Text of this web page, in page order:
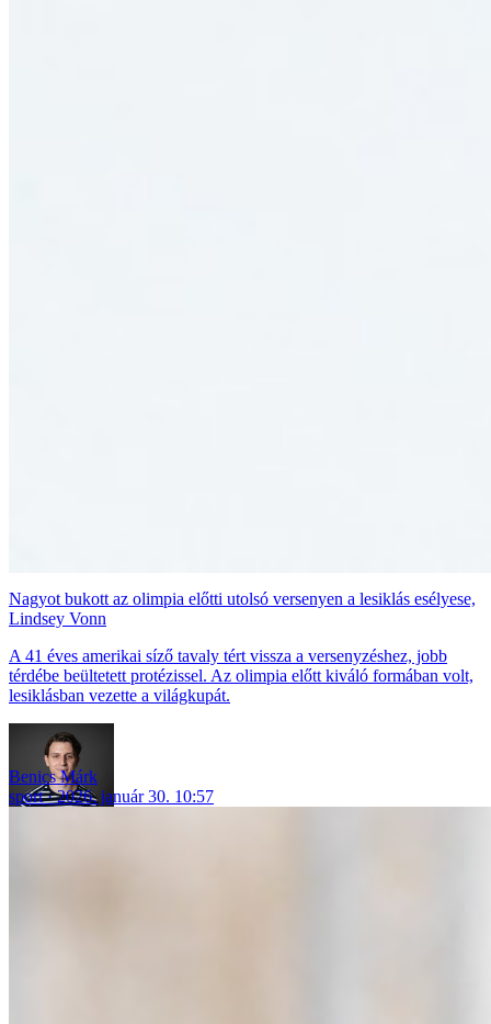
Nagyot bukott az olimpia előtti utolsó versenyen a lesiklás esélyese,
Lindsey Vonn
A 41 éves amerikai síző tavaly tért vissza a versenyzéshez, jobb
térdébe beültetett protézissel. Az olimpia előtt kiváló formában volt,
lesiklásban vezette a világkupát.
Benics Márk
sport
2026. január 30. 10:57